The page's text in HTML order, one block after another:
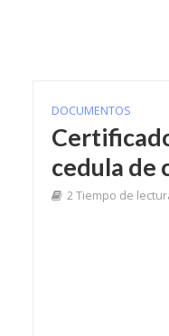
DOCUMENTOS
cedula de
2 Tiempo de